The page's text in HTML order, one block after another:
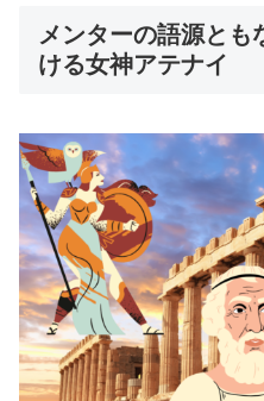
メンターの語源とも
ける女神アテナイ